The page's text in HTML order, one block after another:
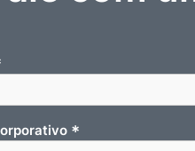
*